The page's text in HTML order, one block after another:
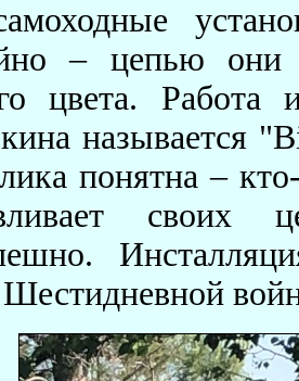
– цепью они
цвета. Работа
называется
понятна –